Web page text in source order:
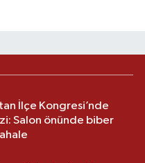
İlçe Kongresi’nde
Salon önünde biber